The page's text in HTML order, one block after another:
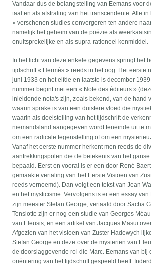
Vandaar dus de belangstelling van Eemans voor
taal en als afstraling van het transcendente. Alle
» verschenen studies convergeren ten andere
namelijk het geheim van de poëzie als
onuitsprekelijke en als supra-rationeel kenmiddel.
In het licht van deze enkele gegevens springt het
tijdschrift « Hermès » reeds in het oog. Het eerste
juni 1933 en het elfde en laatste is december
nummer begint met een « Note des éditeurs »
inleidende nota's zijn, zoals bekend, van de hand
waarin sprake is van een duistere vloed die
waarin als doelstelling van het tijdschrift de
niemandsland aangegeven wordt teneinde uit te
om een radicale tegenstelling of om een
Vanaf het eerste nummer herkent men reeds de
aantrekkingspolen die de betekenis van het
bepaald. Eerst en vooral is er een door René
gemaakte vertaling van het Eerste Visioen van
reeds vernoemd). Dan volgt een tekst van Jean
en het mysticisme. Vervolgens is er een essay
zijn meester Stefan George, vertaald door Sacha
Tenslotte zijn er nog een studie van Georges
van Eleusis, en een artikel van Jacques Masui
Afgezien van het visioen van Zuster Hadewych
Stefan George en deze over de mysteriën van
de doorslaggevende rol die Marc. Eemans van bij
oriëntering van het tijdschrift gespeeld heeft.